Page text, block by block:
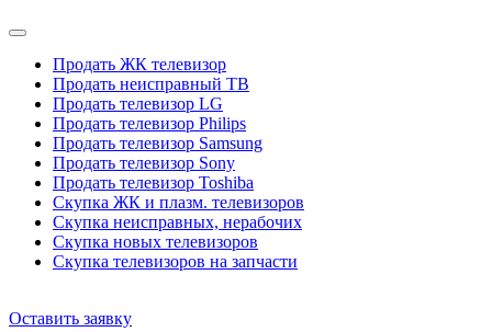
Продать ЖК телевизор
Продать неисправный ТВ
Продать телевизор LG
Продать телевизор Philips
Продать телевизор Samsung
Продать телевизор Sony
Продать телевизор Toshiba
Скупка ЖК и плазм. телевизоров
Скупка неисправных, нерабочих
Скупка новых телевизоров
Скупка телевизоров на запчасти
Оставить заявку